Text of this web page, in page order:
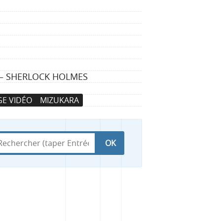
SHERLOCK HOLMES
VIDÉO MIZUKARA